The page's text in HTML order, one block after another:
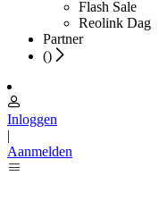
Flash Sale
Reolink Dag
Partner
()
Inloggen
|
Aanmelden